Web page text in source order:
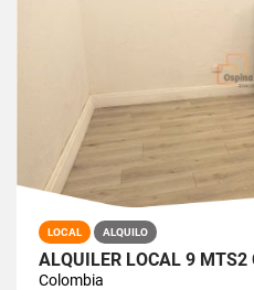
LOCAL ALQUILO
Colombia